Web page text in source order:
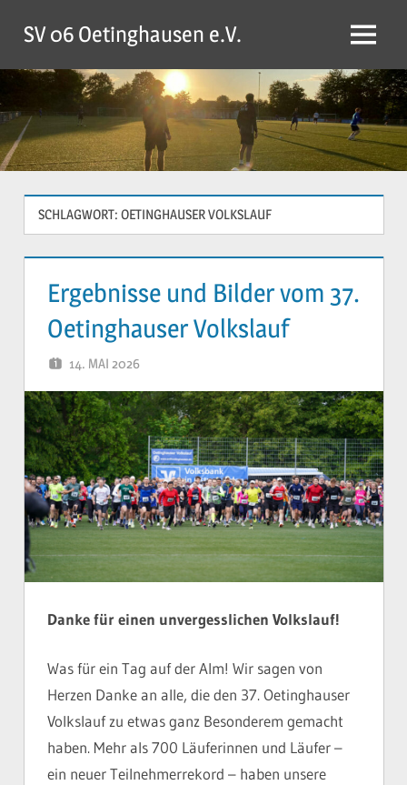
Inhalt
springen
SV 06 Oetinghausen e.V. Menü
SCHLAGWORT: OETINGHAUSER VOLKSLAUF
Ergebnisse und Bilder vom 37.
Oetinghauser Volkslauf
14. MAI 2026
Danke für einen unvergesslichen Volkslauf!
Was für ein Tag auf der Alm! Wir sagen von
Herzen Danke an alle, die den 37. Oetinghauser
Volkslauf zu etwas ganz Besonderem gemacht
haben. Mehr als 700 Läuferinnen und Läufer –
ein neuer Teilnehmerrekord – haben unsere